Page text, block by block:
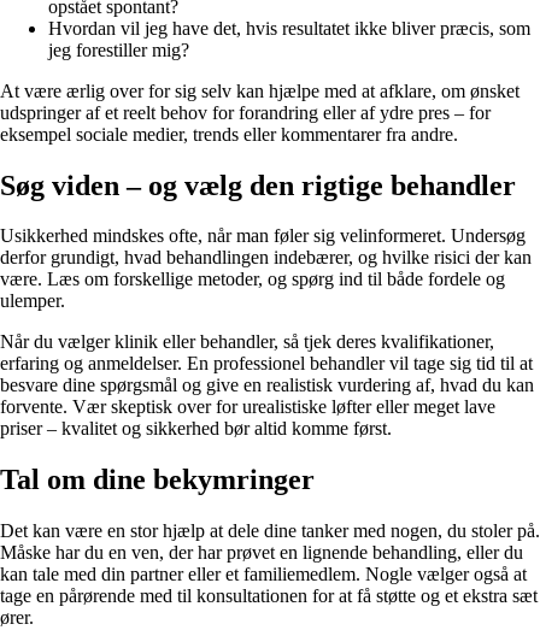
opstået spontant?
Hvordan vil jeg have det, hvis resultatet ikke bliver præcis, som
jeg forestiller mig?
At være ærlig over for sig selv kan hjælpe med at afklare, om ønsket
udspringer af et reelt behov for forandring eller af ydre pres – for
eksempel sociale medier, trends eller kommentarer fra andre.
Søg viden – og vælg den rigtige behandler
Usikkerhed mindskes ofte, når man føler sig velinformeret. Undersøg
derfor grundigt, hvad behandlingen indebærer, og hvilke risici der kan
være. Læs om forskellige metoder, og spørg ind til både fordele og
ulemper.
Når du vælger klinik eller behandler, så tjek deres kvalifikationer,
erfaring og anmeldelser. En professionel behandler vil tage sig tid til at
besvare dine spørgsmål og give en realistisk vurdering af, hvad du kan
forvente. Vær skeptisk over for urealistiske løfter eller meget lave
priser – kvalitet og sikkerhed bør altid komme først.
Tal om dine bekymringer
Det kan være en stor hjælp at dele dine tanker med nogen, du stoler på.
Måske har du en ven, der har prøvet en lignende behandling, eller du
kan tale med din partner eller et familiemedlem. Nogle vælger også at
tage en pårørende med til konsultationen for at få støtte og et ekstra sæt
ører.